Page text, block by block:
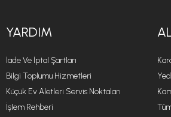
YARDIM
İade Ve İptal Şartları
Bilgi Toplumu Hizmetleri
Küçük Ev Aletleri Servis Noktaları
İşlem Rehberi